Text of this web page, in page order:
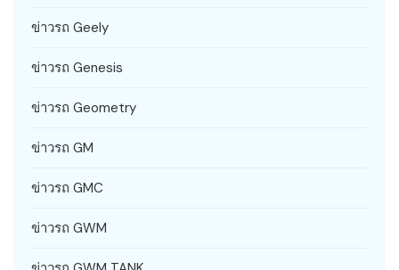
ข่าวรถ Geely
ข่าวรถ Genesis
ข่าวรถ Geometry
ข่าวรถ GM
ข่าวรถ GMC
ข่าวรถ GWM